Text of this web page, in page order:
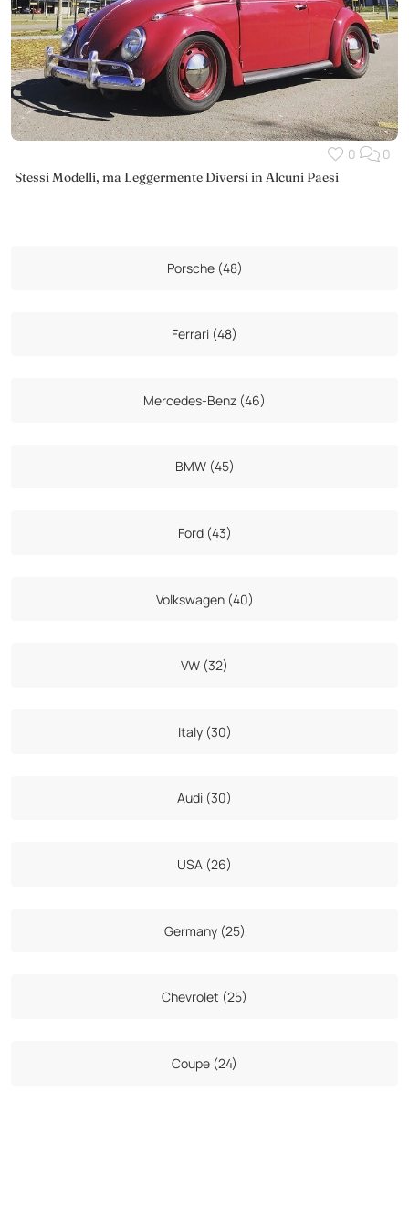
0 0
Stessi Modelli, ma Leggermente Diversi in Alcuni Paesi
Porsche (48)
Ferrari (48)
Mercedes-Benz (46)
BMW (45)
Ford (43)
Volkswagen (40)
VW (32)
Italy (30)
Audi (30)
USA (26)
Germany (25)
Chevrolet (25)
Coupe (24)